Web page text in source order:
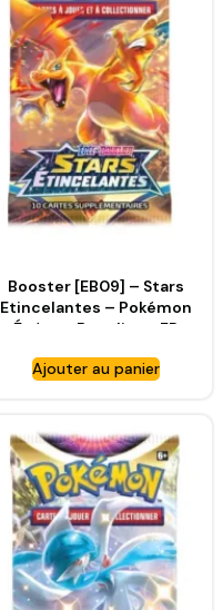
Booster [EB09] – Stars
Etincelantes – Pokémon
Épée et Bouclier – FR
Ajouter au panier